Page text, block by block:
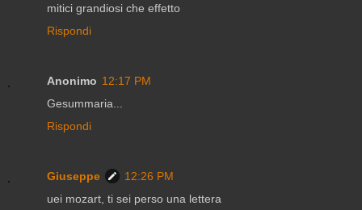
mitici grandiosi che effetto
Rispondi
Anonimo 12:17 PM
Gesummaria...
Rispondi
Giuseppe
12:26 PM
uei mozart, ti sei perso una lettera